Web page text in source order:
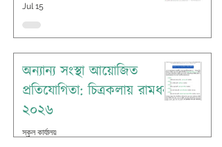
Jul 15
অন্যান্য সংস্থা আয়োজিত
প্রতিযোগিতা: চিত্রকলায় রামধনু
২০২৬
স্কুল কার্যালয়